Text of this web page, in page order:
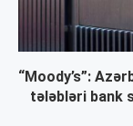
“Moody’s”:
tələbləri bank